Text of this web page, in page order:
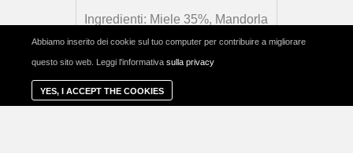
Ingredienti: Miele 35%, Mandorla
Extra information
Abbiamo inserito dei cookie sul tuo computer per contribuire a migliorare
questo sito web. Leggi l'informativa sulla privacy
YES, I ACCEPT THE COOKIES